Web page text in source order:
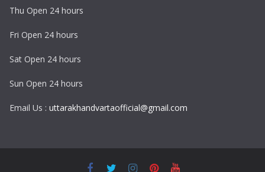
Thu Open 24 hours
Fri Open 24 hours
Sat Open 24 hours
Sun Open 24 hours
Email Us : uttarakhandvartaofficial@gmail.com